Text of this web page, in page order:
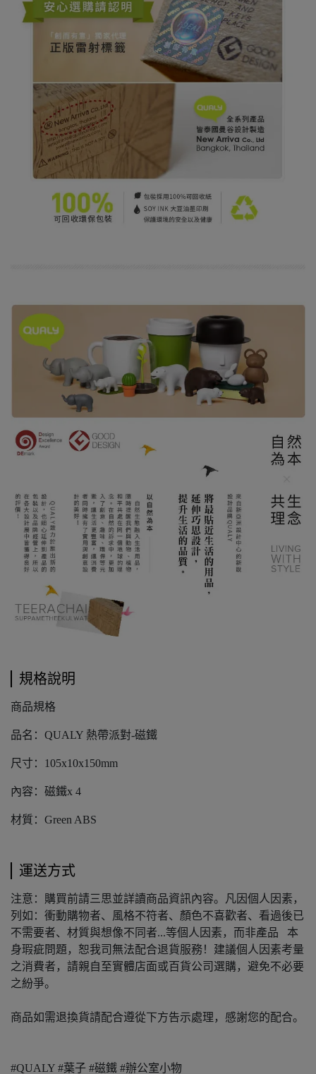
規格說明
商品規格
品名：QUALY 熱帶派對-磁鐵
尺寸：105x10x150mm
內容：磁鐵x 4
材質：Green ABS
運送方式
注意：購買前請三思並詳讀商品資訊內容。凡因個人因素，
列如：衝動購物者、風格不符者、顏色不喜歡者、看過後已
不需要者、材質與想像不同者...等個人因素，而非產品 本
身瑕疵問題，恕我司無法配合退貨服務！建議個人因素考量
之消費者，請親自至實體店面或百貨公司選購，避免不必要
之紛爭。
商品如需退換貨請配合遵從下方告示處理，感謝您的配合。
#QUALY #葉子 #磁鐵 #辦公室小物